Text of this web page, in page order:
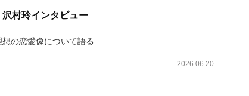
沢村玲インタビュー
の恋愛像について語る
2026.06.20